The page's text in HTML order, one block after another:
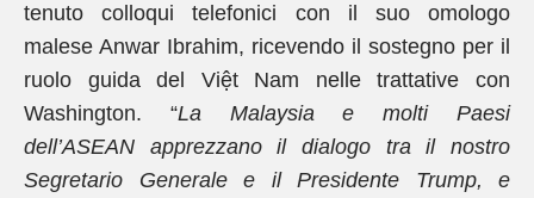
tenuto colloqui telefonici con il suo omologo
malese Anwar Ibrahim, ricevendo il sostegno per il
ruolo guida del Việt Nam nelle trattative con
Washington. “La Malaysia e molti Paesi
dell’ASEAN apprezzano il dialogo tra il nostro
Segretario Generale e il Presidente Trump, e